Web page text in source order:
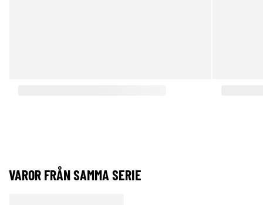
VAROR FRÅN SAMMA SERIE